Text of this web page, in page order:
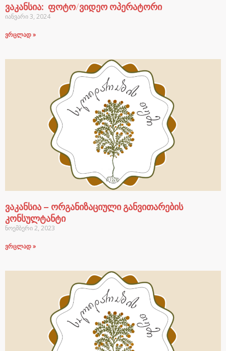
ვაკანსია: ფოტო/ვიდეო ოპერატორი
იანვარი 3, 2024
ვრცლად »
ვაკანსია – ორგანიზაციული განვითარების
კონსულტანტი
ნოემბერი 2, 2023
ვრცლად »